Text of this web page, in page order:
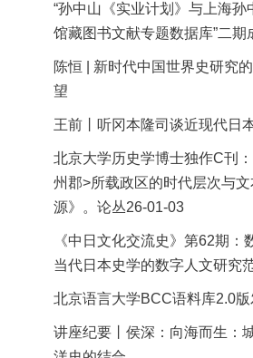
“孙中山《实业计划》与上海孙
馆藏图书文献专题数据库”二期
陈恒 | 新时代中国世界史研究
望
王前丨听冈本隆司谈近现代日
北京大学历史学博士独作C刊：
州郡>所载政区的时代层次与
源》。论丛26-01-03
《中日文化交流史》第62期：
当代日本史学的数字人文研究
北京语言大学BCC语料库2.0
讲座纪要丨侯深：向海而生：